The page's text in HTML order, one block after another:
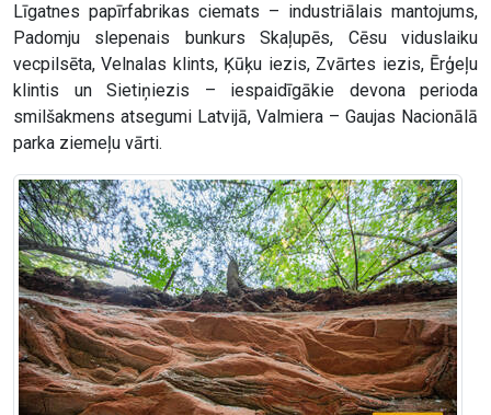
Līgatnes papīrfabrikas ciemats – industriālais mantojums,
Padomju slepenais bunkurs Skaļupēs, Cēsu viduslaiku
vecpilsēta, Velnalas klints, Ķūķu iezis, Zvārtes iezis, Ērģeļu
klintis un Sietiņiezis – iespaidīgākie devona perioda
smilšakmens atsegumi Latvijā, Valmiera – Gaujas Nacionālā
parka ziemeļu vārti.